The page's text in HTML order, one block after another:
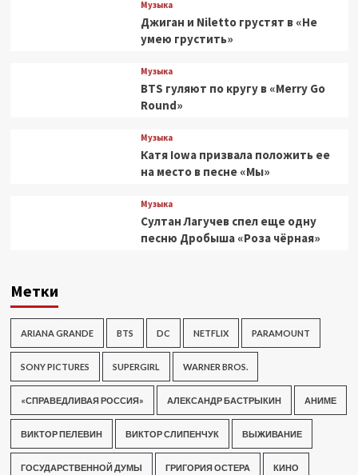
Музыка
Джиган и Niletto грустят в «Не
умею грустить»
Музыка
BTS гуляют по кругу в «Merry Go
Round»
Музыка
Катя Iowa призвала положить ее
на место в песне «Мы»
Музыка
Султан Лагучев спел еще одну
песню Дробыша «Роза чёрная»
Метки
ARIANA GRANDE BTS DC NETFLIX PARAMOUNT
SONY PICTURES SUPERGIRL WARNER BROS.
«СПРАВЕДЛИВАЯ РОССИЯ» АЛЕКСАНДР БАСТРЫКИН АНИМЕ
ВИКТОР ПЕЛЕВИН ВИКТОР СЛИПЕНЧУК ВЫЖИВАНИЕ
ГОСУДАРСТВЕННОЙ ДУМЫ ГРИГОРИЯ ОСТЕРА КИНО